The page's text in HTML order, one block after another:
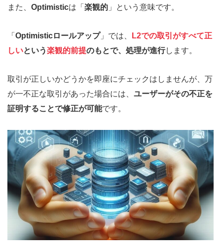
また、 Optimisticは「 楽観的 」という意味です。
「 Optimisticロールアップ」では、
L2での取引がすべて正
しいという楽観的前提のもとで、処理が進行します。
取引が正しいかどうかを即座にチェックはしませんが、万
が一不正な取引があった場合には、 ユーザーがその不正を
証明することで修正が可能です。